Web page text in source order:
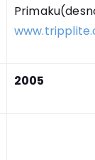
2005